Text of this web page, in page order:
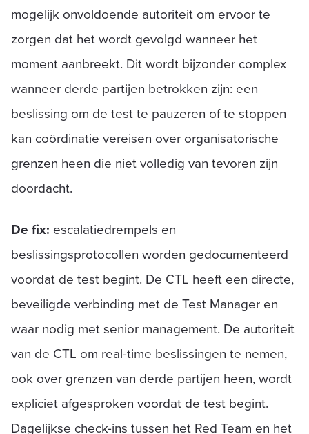
mogelijk onvoldoende autoriteit om ervoor te
zorgen dat het wordt gevolgd wanneer het
moment aanbreekt. Dit wordt bijzonder complex
wanneer derde partijen betrokken zijn: een
beslissing om de test te pauzeren of te stoppen
kan coördinatie vereisen over organisatorische
grenzen heen die niet volledig van tevoren zijn
doordacht.
De fix: escalatiedrempels en
beslissingsprotocollen worden gedocumenteerd
voordat de test begint. De CTL heeft een directe,
beveiligde verbinding met de Test Manager en
waar nodig met senior management. De autoriteit
van de CTL om real-time beslissingen te nemen,
ook over grenzen van derde partijen heen, wordt
expliciet afgesproken voordat de test begint.
Dagelijkse check-ins tussen het Red Team en het